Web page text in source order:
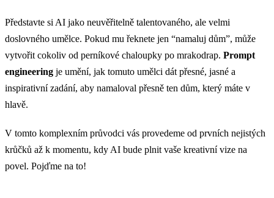
Představte si AI jako neuvěřitelně talentovaného, ale velmi
doslovného umělce. Pokud mu řeknete jen “namaluj dům”, může
vytvořit cokoliv od perníkové chaloupky po mrakodrap. Prompt
engineering je umění, jak tomuto umělci dát přesné, jasné a
inspirativní zadání, aby namaloval přesně ten dům, který máte v
hlavě.
V tomto komplexním průvodci vás provedeme od prvních nejistých
krůčků až k momentu, kdy AI bude plnit vaše kreativní vize na
povel. Pojďme na to!